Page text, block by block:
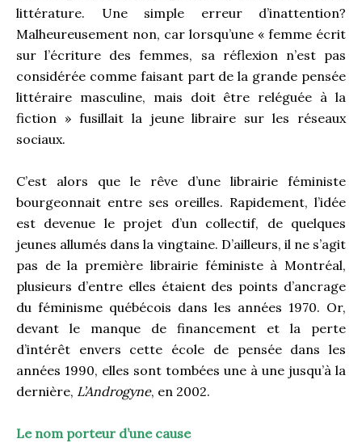
littérature. Une simple erreur d’inattention?
Malheureusement non, car lorsqu’une « femme écrit
sur l’écriture des femmes, sa réflexion n’est pas
considérée comme faisant part de la grande pensée
littéraire masculine, mais doit être reléguée à la
fiction » fusillait la jeune libraire sur les réseaux
sociaux.
C’est alors que le rêve d’une librairie féministe
bourgeonnait entre ses oreilles. Rapidement, l’idée
est devenue le projet d’un collectif, de quelques
jeunes allumés dans la vingtaine. D’ailleurs, il ne s’agit
pas de la première librairie féministe à Montréal,
plusieurs d’entre elles étaient des points d’ancrage
du féminisme québécois dans les années 1970. Or,
devant le manque de financement et la perte
d’intérêt envers cette école de pensée dans les
années 1990, elles sont tombées une à une jusqu’à la
dernière, L’Androgyne, en 2002.
Le nom porteur d’une cause